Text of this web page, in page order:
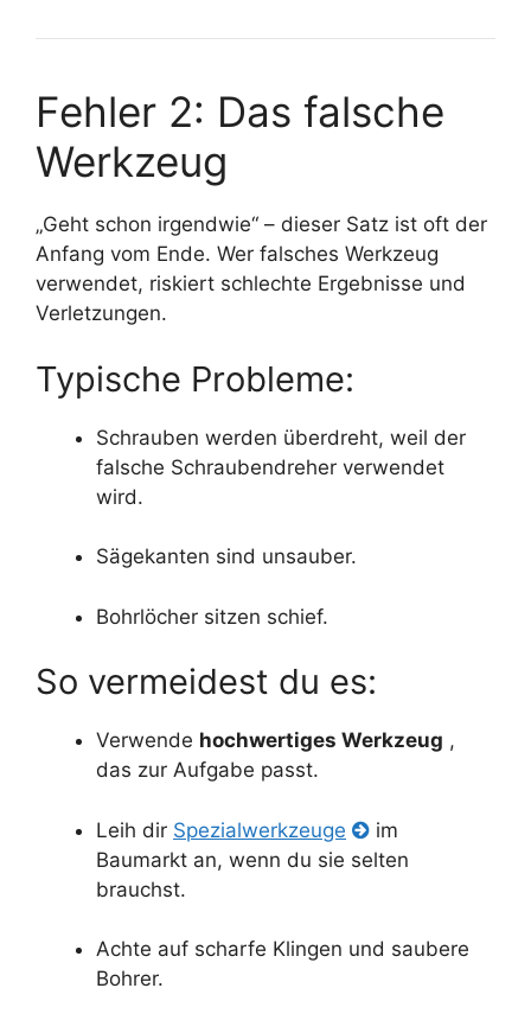
Fehler 2: Das falsche
Werkzeug
„Geht schon irgendwie“ – dieser Satz ist oft der
Anfang vom Ende. Wer falsches Werkzeug
verwendet, riskiert schlechte Ergebnisse und
Verletzungen.
Typische Probleme:
Schrauben werden überdreht, weil der
falsche Schraubendreher verwendet
wird.
Sägekanten sind unsauber.
Bohrlöcher sitzen schief.
So vermeidest du es:
Verwende hochwertiges Werkzeug ,
das zur Aufgabe passt.
Leih dir Spezialwerkzeuge
im
Baumarkt an, wenn du sie selten
brauchst.
Achte auf scharfe Klingen und saubere
Bohrer.